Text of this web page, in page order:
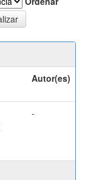
Autor(es)
-